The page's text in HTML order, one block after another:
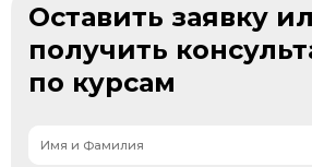
Оставить заявку
получить
по курсам